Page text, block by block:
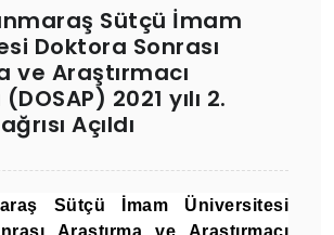
Sütçü İmam
Doktora Sonrası
ve Araştırmacı
2021 yılı 2.
Açıldı
Sütçü İmam Üniversitesi
Araştırma ve Araştırmacı